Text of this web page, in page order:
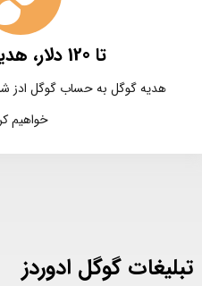
تا 120 دلار، هدیه بگیرید!
هدیه گوگل به حساب گوگل ادز
خواهیم
تبلیغات گوگل ادوردز